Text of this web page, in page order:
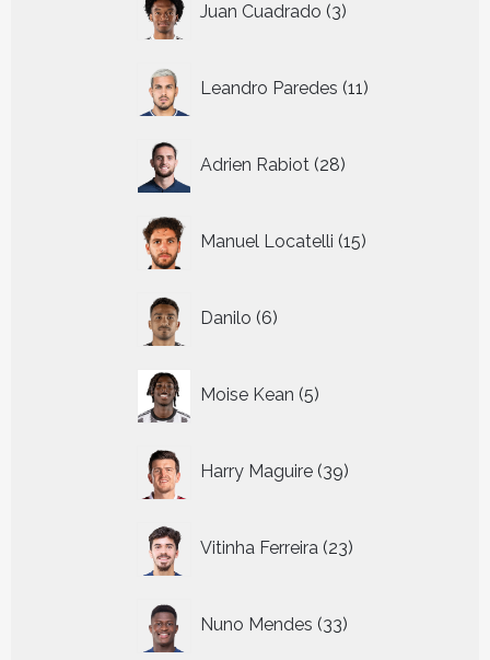
Juan Cuadrado 3
producten
Leandro Paredes 11
producten
Adrien Rabiot 28
producten
Manuel Locatelli 15
producten
Danilo 6
producten
Moise Kean 5
producten
Harry Maguire 39
producten
Vitinha Ferreira 23
producten
Nuno Mendes 33
producten